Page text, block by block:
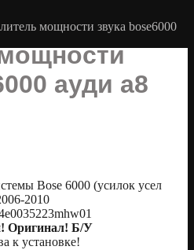
мощности звука bose6000
ауди а8
Bose 6000 (усилок усел
2010
Оригинал! Б/У
к установке!